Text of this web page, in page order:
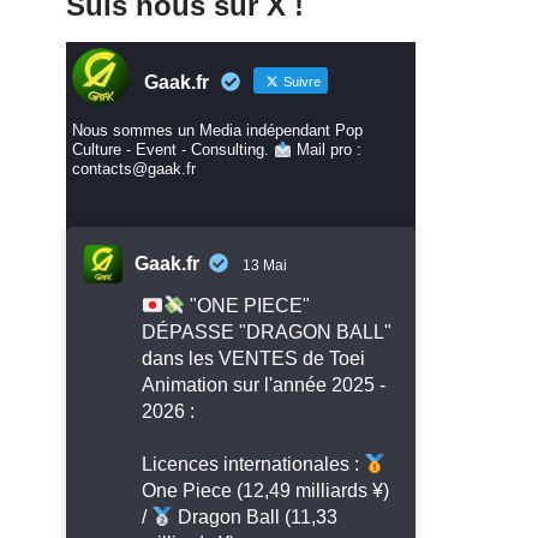
Gaak.fr Suivre
Nous sommes un Media indépendant Pop
Culture - Event - Consulting.
Mail pro :
contacts@gaak.fr
Gaak.fr 13 Mai
"ONE PIECE"
DÉPASSE "DRAGON BALL"
dans les VENTES de Toei
Animation sur l'année 2025 -
2026 :
Licences internationales :
One Piece (12,49 milliards ¥)
/
Dragon Ball (11,33